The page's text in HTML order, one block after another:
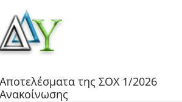
Αποτελέσματα της ΣΟΧ 1/2026
Ανακοίνωσης